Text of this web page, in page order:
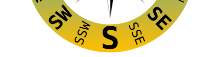
S
SE
SW SSE
SSW